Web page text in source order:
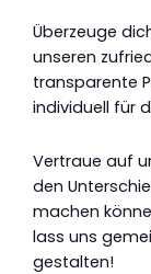
Überzeuge
unseren
transparente
individuell für
Vertraue auf
den
machen
lass uns
gestalten!